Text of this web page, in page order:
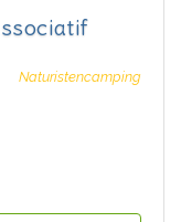
Naturistencamping